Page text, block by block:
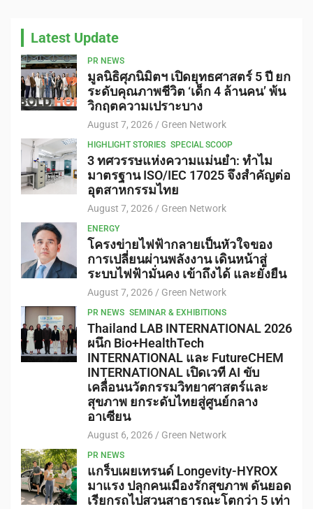
Latest Update
PR NEWS
มูลนิธิศุภนิมิตฯ เปิดยุทธศาสตร์ 5 ปี ยก
ระดับคุณภาพชีวิต ‘เด็ก 4 ล้านคน’ พ้น
วิกฤตความเปราะบาง
August 7, 2026 Green Network
HIGHLIGHT STORIES SPECIAL SCOOP
3 ทศวรรษแห่งความแม่นยำ: ทำไม
มาตรฐาน ISO/IEC 17025 จึงสำคัญต่อ
อุตสาหกรรมไทย
August 7, 2026 Green Network
ENERGY
โครงข่ายไฟฟ้ากลายเป็นหัวใจของ
การเปลี่ยนผ่านพลังงาน เดินหน้าสู่
ระบบไฟฟ้ามั่นคง เข้าถึงได้ และยั่งยืน
August 7, 2026 Green Network
PR NEWS SEMINAR & EXHIBITIONS
Thailand LAB INTERNATIONAL 2026
ผนึก Bio+HealthTech
INTERNATIONAL และ FutureCHEM
INTERNATIONAL เปิดเวที AI ขับ
เคลื่อนนวัตกรรมวิทยาศาสตร์และ
สุขภาพ ยกระดับไทยสู่ศูนย์กลาง
อาเซียน
August 6, 2026 Green Network
PR NEWS
แกร็บเผยเทรนด์ Longevity-HYROX
มาแรง ปลุกคนเมืองรักสุขภาพ ดันยอด
เรียกรถไปสวนสาธารณะโตกว่า 5 เท่า